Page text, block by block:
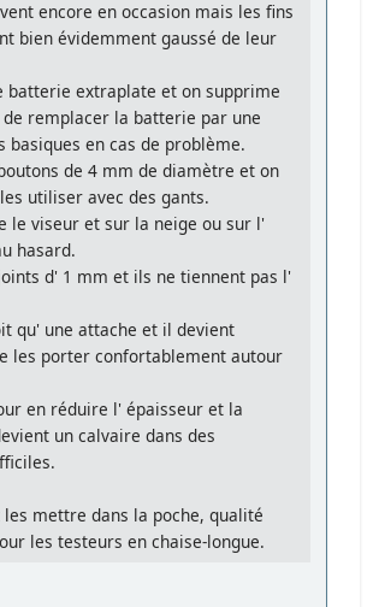
encore en occasion mais les fins
bien évidemment gaussé de leur
batterie extraplate et on supprime
remplacer la batterie par une
basiques en cas de problème.
de 4 mm de diamètre et on
utiliser avec des gants.
le viseur et sur la neige ou sur l'
hasard.
d' 1 mm et ils ne tiennent pas l'
qu' une attache et il devient
les porter confortablement autour
en réduire l' épaisseur et la
un calvaire dans des
les mettre dans la poche, qualité
les testeurs en chaise-longue.